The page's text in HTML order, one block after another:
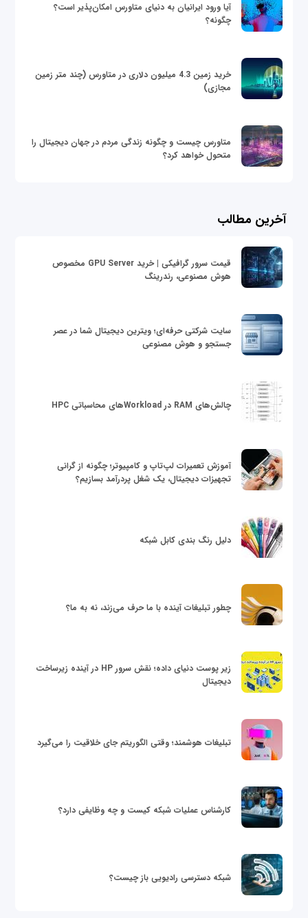
آیا ورود ایرانیان به دنیای متاورس امکان‌پذیر است؟
چگونه؟
خرید زمین 4.3 میلیون دلاری در متاورس (چند متر زمین
مجازی)
متاورس چیست و چگونه زندگی مردم در جهان دیجیتال را
متحول خواهد کرد؟
آخرین مطالب
قیمت سرور گرافیکی | خرید GPU Server مخصوص
هوش مصنوعی، رندرینگ
سایت شرکتی حرفه‌ای؛ ویترین دیجیتال شما در عصر
جستجو و هوش مصنوعی
چالش‌های RAM در Workloadهای محاسباتی HPC
آموزش تعمیرات لپ‌تاپ و کامپیوتر؛ چگونه از گرانی
تجهیزات دیجیتال، یک شغل پردرآمد بسازیم؟
دلیل رنگ بندی کابل شبکه
چطور تبلیغات آینده با ما حرف می‌زند، نه به ما؟
زیر پوست دنیای داده؛ نقش سرور HP در آینده زیرساخت
دیجیتال
تبلیغات هوشمند؛ وقتی الگوریتم جای خلاقیت را می‌گیرد
کارشناس عملیات شبکه کیست و چه وظایفی دارد؟
شبکه دسترسی رادیویی باز چیست؟